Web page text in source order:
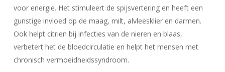
Geen producten in uw winkelwagen.
Go To Shop
voor energie. Het stimuleert de spijsvertering en heeft een
gunstige invloed op de maag, milt, alvleesklier en darmen.
Ook helpt citrien bij infecties van de nieren en blaas,
verbetert het de bloedcirculatie en helpt het mensen met
chronisch vermoeidheidssyndroom.